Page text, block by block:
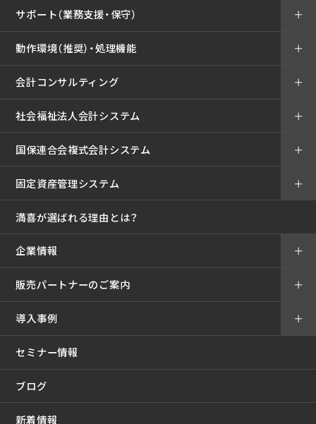
サポート（業務支援・保守） ＋
動作環境（推奨）・処理機能 ＋
会計コンサルティング ＋
社会福祉法人会計システム ＋
国保連合会複式会計システム ＋
固定資産管理システム ＋
満喜が選ばれる理由とは？
企業情報 ＋
販売パートナーのご案内 ＋
導入事例
セミナー情報
＋
ブログ
新着情報